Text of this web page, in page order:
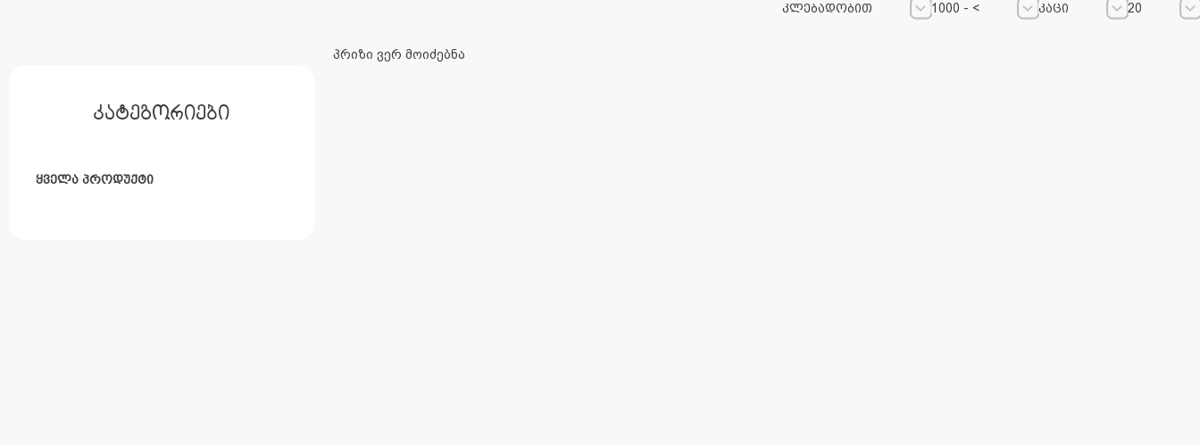
კატეგორიები
ყველა პროდუქტი
კლებადობით 1000 - < კაცი
20
პრიზი ვერ მოიძებნა